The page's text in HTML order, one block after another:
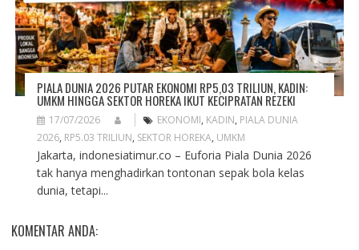
PIALA DUNIA 2026 PUTAR EKONOMI RP5,03 TRILIUN, KADIN:
UMKM HINGGA SEKTOR HOREKA IKUT KECIPRATAN REZEKI
17/07/2026 EKONOMI, KADIN, PIALA DUNIA
2026, RP5.03 TRILIUN, SEKTOR HOREKA, UMKM
Jakarta, indonesiatimur.co – Euforia Piala Dunia 2026
tak hanya menghadirkan tontonan sepak bola kelas
dunia, tetapi...
KOMENTAR ANDA: